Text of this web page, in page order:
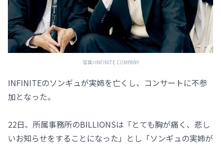
写真=INFINITE COMPANY
INFINITEのソンギュが実姉を亡くし、コンサートに不参
加となった。
22日、所属事務所のBILLIONSは「とても胸が痛く、悲し
いお知らせをすることになった」とし「ソンギュの実姉が